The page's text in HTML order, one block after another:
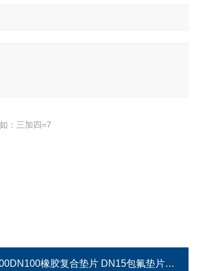
：三加四=7
橡胶复合垫片 DN15包氟垫片